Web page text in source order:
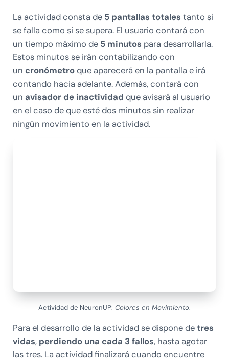
La actividad consta de 5 pantallas totales tanto si
se falla como si se supera. El usuario contará con
un tiempo máximo de 5 minutos para desarrollarla.
Estos minutos se irán contabilizando con
un cronómetroque aparecerá en la pantalla e irá
contando hacia adelante. Además, contará con
un avisador de inactividad que avisará al usuario
en el caso de que esté dos minutos sin realizar
ningún movimiento en la actividad.
Actividad de NeuronUP: Colores en Movimiento.
Para el desarrollo de la actividad se dispone detres
vidas, perdiendo una cada 3 fallos, hasta agotar
las tres. La actividad finalizará cuando encuentre